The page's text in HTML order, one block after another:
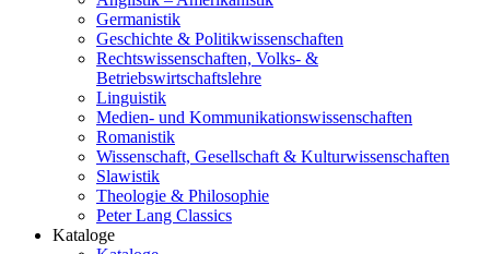
Germanistik
Geschichte & Politikwissenschaften
Rechtswissenschaften, Volks- &
Betriebswirtschaftslehre
Linguistik
Medien- und Kommunikationswissenschaften
Romanistik
Wissenschaft, Gesellschaft & Kulturwissenschaften
Slawistik
Theologie & Philosophie
Peter Lang Classics
Kataloge